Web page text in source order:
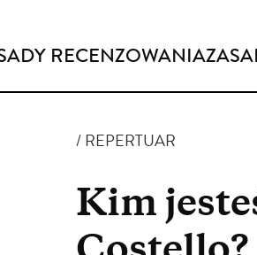
RECENZOWANIA
REPERTUAR
Kim